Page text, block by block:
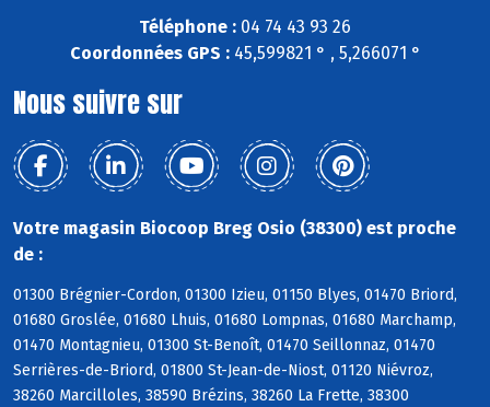
Téléphone : 04 74 43 93 26
Coordonnées GPS :45,599821 ° , 5,266071 °
Nous suivre sur
Votre magasin Biocoop Breg Osio (38300) est proche
de :
01300 Brégnier-Cordon, 01300 Izieu, 01150 Blyes, 01470 Briord,
01680 Groslée, 01680 Lhuis, 01680 Lompnas, 01680 Marchamp,
01470 Montagnieu, 01300 St-Benoît, 01470 Seillonnaz, 01470
Serrières-de-Briord, 01800 St-Jean-de-Niost, 01120 Niévroz,
38260 Marcilloles, 38590 Brézins, 38260 La Frette, 38300